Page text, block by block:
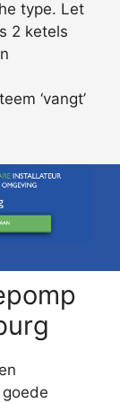
type. Let
2 ketels
‘vangt’